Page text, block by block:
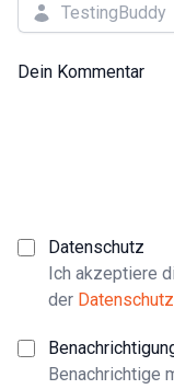
Dein Kommentar
Datenschutz
Ich akzeptiere
der
Benachrichtige